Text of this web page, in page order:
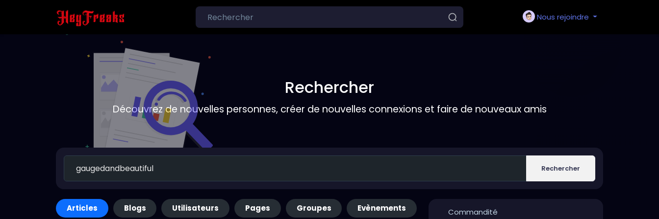
Nous rejoindre
Rechercher
Découvrez de nouvelles personnes, créer de nouvelles connexions et faire de nouveaux amis
Rechercher
Articles Blogs Utilisateurs Pages Groupes Evènements Commandité